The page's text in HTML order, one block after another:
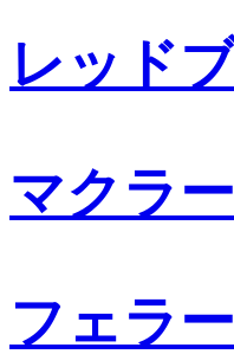
レッド
マクラ
フェラ